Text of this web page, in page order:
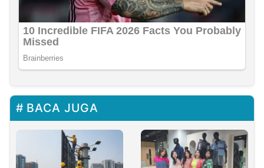
BACA JUGA